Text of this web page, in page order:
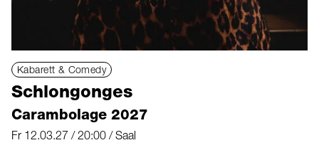
Kabarett & Comedy
Schlongonges
Carambolage 2027
Fr 12.03.27 / 20:00 / Saal